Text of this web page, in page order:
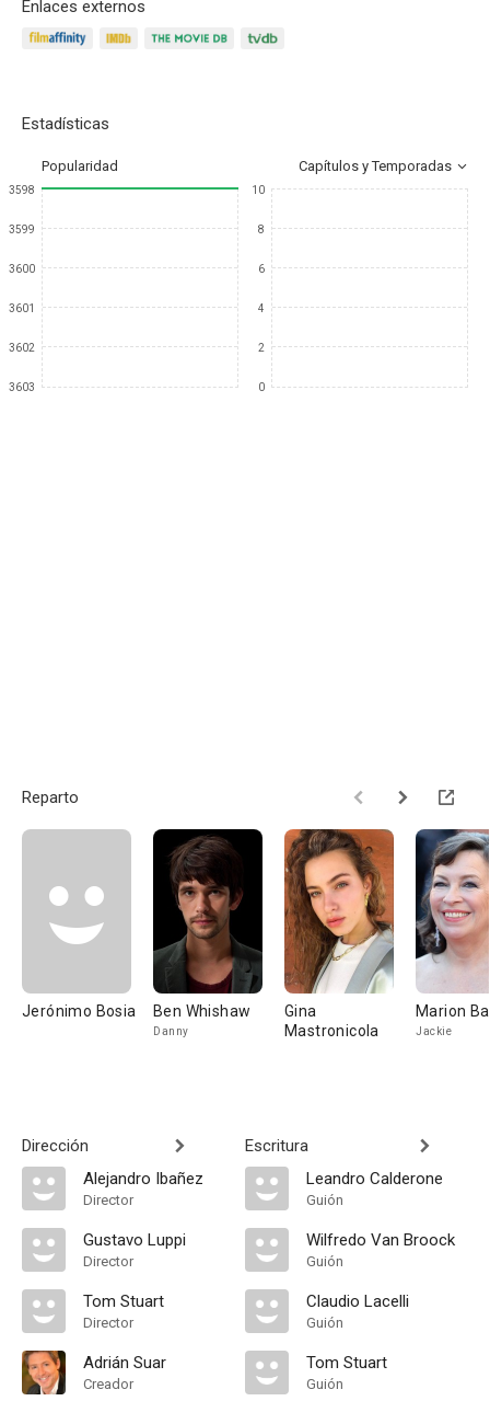
Enlaces externos
Estadísticas
Popularidad Capítulos y Temporadas
3598
3599
3600
3601
3602
3603
10
8
6
4
2
0
Reparto
Jerónimo Bosia Ben Whishaw
Danny
Gina
Mastronicola
Marion
Jackie
Dirección
Alejandro Ibañez
Director
Gustavo Luppi
Director
Tom Stuart
Director
Adrián Suar
Creador
Escritura
Leandro Calderone
Guión
Wilfredo Van Broock
Guión
Claudio Lacelli
Guión
Tom Stuart
Guión